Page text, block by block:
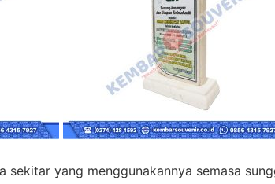
sekitar yang menggunakannya semasa